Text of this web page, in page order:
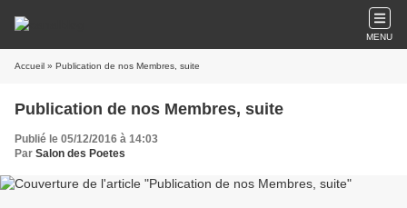
MENU
Accueil » Publication de nos Membres, suite
Publication de nos Membres, suite
Publié le 05/12/2016 à 14:03
Par Salon des Poetes